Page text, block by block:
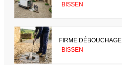
BISSEN
FIRME DÉBOUCHAGE
BISSEN